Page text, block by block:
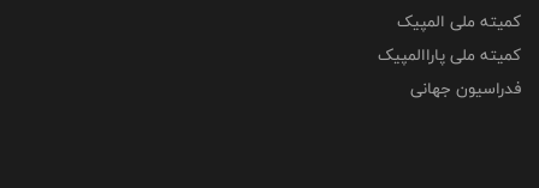
کمیته ملی المپیک
کمیته ملی پاراالمپیک
فدراسیون جهانی